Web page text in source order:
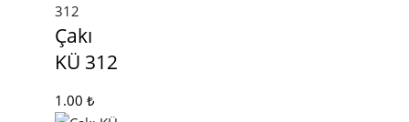
Çakı
KÜ 312
1.00 ₺